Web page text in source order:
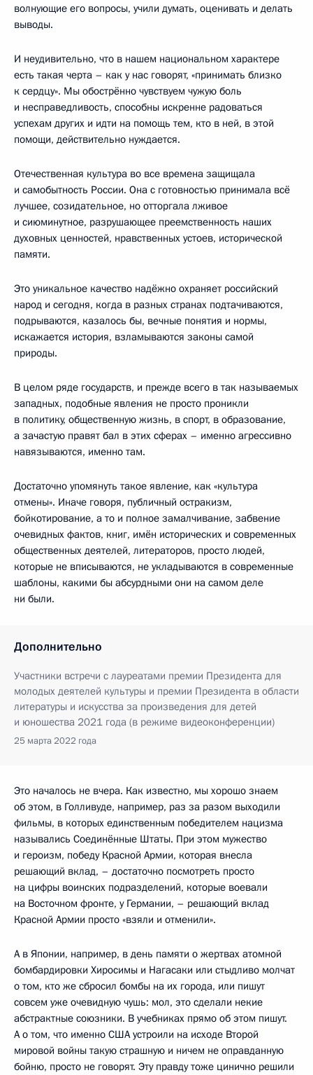
волнующие его вопросы, учили думать, оценивать и делать
выводы.
И неудивительно, что в нашем национальном характере
есть такая черта – как у нас говорят, «принимать близко
к сердцу». Мы обострённо чувствуем чужую боль
и несправедливость, способны искренне радоваться
успехам других и идти на помощь тем, кто в ней, в этой
помощи, действительно нуждается.
Отечественная культура во все времена защищала
и самобытность России. Она с готовностью принимала всё
лучшее, созидательное, но отторгала лживое
и сиюминутное, разрушающее преемственность наших
духовных ценностей, нравственных устоев, исторической
памяти.
Это уникальное качество надёжно охраняет российский
народ и сегодня, когда в разных странах подтачиваются,
подрываются, казалось бы, вечные понятия и нормы,
искажается история, взламываются законы самой
природы.
В целом ряде государств, и прежде всего в так называемых
западных, подобные явления не просто проникли
в политику, общественную жизнь, в спорт, в образование,
а зачастую правят бал в этих сферах – именно агрессивно
навязываются, именно там.
Достаточно упомянуть такое явление, как «культура
отмены». Иначе говоря, публичный остракизм,
бойкотирование, а то и полное замалчивание, забвение
очевидных фактов, книг, имён исторических и современных
общественных деятелей, литераторов, просто людей,
которые не вписываются, не укладываются в современные
шаблоны, какими бы абсурдными они на самом деле
ни были.
Дополнительно
Участники встречи с лауреатами премии Президента для
молодых деятелей культуры и премии Президента в области
литературы и искусства за произведения для детей
и юношества 2021 года (в режиме видеоконференции)
25 марта 2022 года
Это началось не вчера. Как известно, мы хорошо знаем
об этом, в Голливуде, например, раз за разом выходили
фильмы, в которых единственным победителем нацизма
назывались Соединённые Штаты. При этом мужество
и героизм, победу Красной Армии, которая внесла
решающий вклад, – достаточно посмотреть просто
на цифры воинских подразделений, которые воевали
на Восточном фронте, у Германии, – решающий вклад
Красной Армии просто «взяли и отменили».
А в Японии, например, в день памяти о жертвах атомной
бомбардировки Хиросимы и Нагасаки или стыдливо молчат
о том, кто же сбросил бомбы на их города, или пишут
совсем уже очевидную чушь: мол, это сделали некие
абстрактные союзники. В учебниках прямо об этом пишут.
А о том, что именно США устроили на исходе Второй
мировой войны такую страшную и ничем не оправданную
бойню, просто не говорят. Эту правду тоже цинично решили